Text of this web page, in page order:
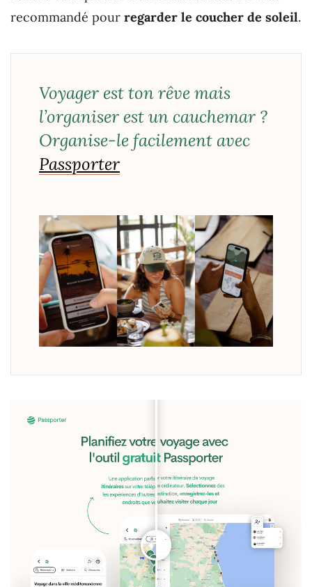
recommandé pour regarder le coucher de soleil.
Voyager est ton rêve mais
l’organiser est un cauchemar ?
Organise-le facilement avec
Passporter